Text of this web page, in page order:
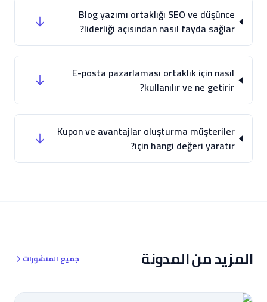
Blog yazımı ortaklığı SEO ve düşünce
liderliği açısından nasıl fayda sağlar?
E-posta pazarlaması ortaklık için nasıl
kullanılır ve ne getirir?
Kupon ve avantajlar oluşturma müşteriler
için hangi değeri yaratır?
المزيد من المدونة جميع المنشورات